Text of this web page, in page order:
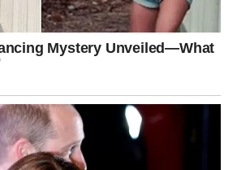
je radio, gradio, borio se i ćutao dok
Jarac. Sudbina ga je testirala
Ali, decembar mu donosi
da se trud isplati, da poštenje
karma ne zaboravlja dobre ljude.
pod najjačom